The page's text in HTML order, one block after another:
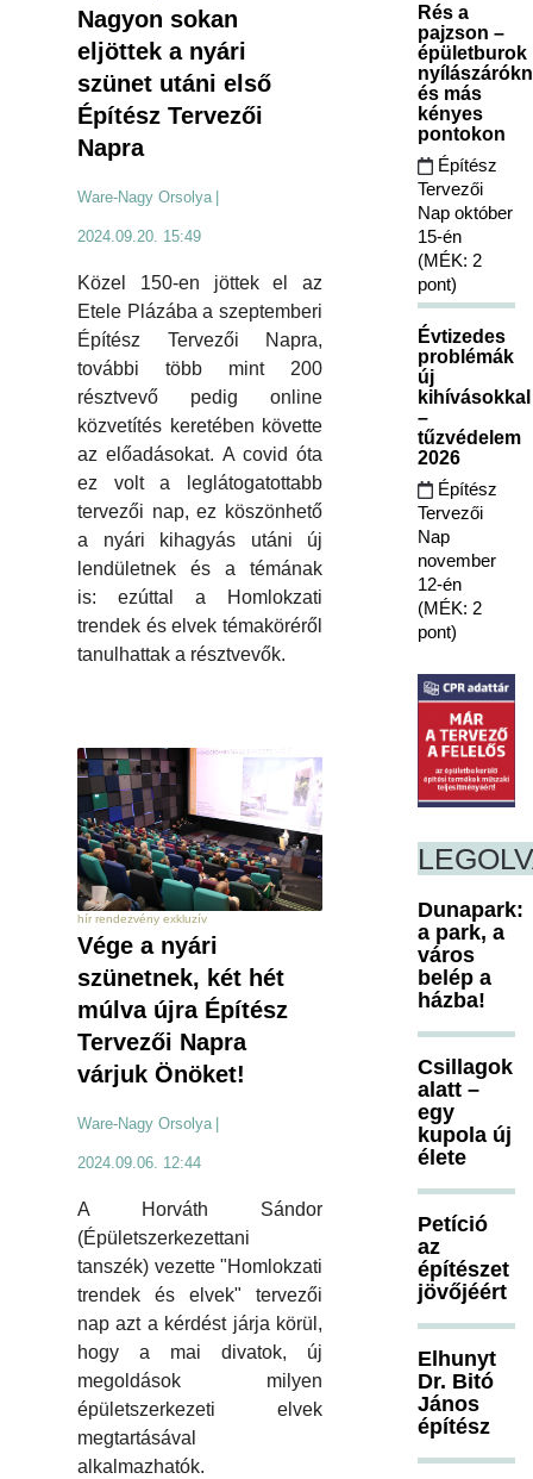
Nagyon sokan
eljöttek a nyári
szünet utáni első
Építész Tervezői
Napra
Ware-Nagy Orsolya
2024.09.20. 15:49
Közel 150-en jöttek el az
Etele Plázába a szeptemberi
Építész Tervezői Napra,
további több mint 200
résztvevő pedig online
közvetítés keretében követte
az előadásokat. A covid óta
ez volt a leglátogatottabb
tervezői nap, ez köszönhető
a nyári kihagyás utáni új
lendületnek és a témának
is: ezúttal a Homlokzati
trendek és elvek témaköréről
tanulhattak a résztvevők.
hír rendezvény exkluzív
Vége a nyári
szünetnek, két hét
múlva újra Építész
Tervezői Napra
várjuk Önöket!
Ware-Nagy Orsolya
2024.09.06. 12:44
A Horváth Sándor
(Épületszerkezettani
tanszék) vezette "Homlokzati
trendek és elvek" tervezői
nap azt a kérdést járja körül,
hogy a mai divatok, új
megoldások milyen
épületszerkezeti elvek
megtartásával
alkalmazhatók.
Rés a
pajzson –
épületburok
és más
kényes
pontokon
Építész
Tervezői
Nap október
15-én
(MÉK: 2
pont)
Évtizedes
problémák
új
kihívásokkal
–
tűzvédelem
2026
Építész
Tervezői
Nap
november
12-én
(MÉK: 2
pont)
Dunapark:
a park, a
város
belép a
házba!
Csillagok
alatt –
egy
kupola új
élete
Petíció
az
építészet
jövőjéért
Elhunyt
Dr. Bitó
János
építész